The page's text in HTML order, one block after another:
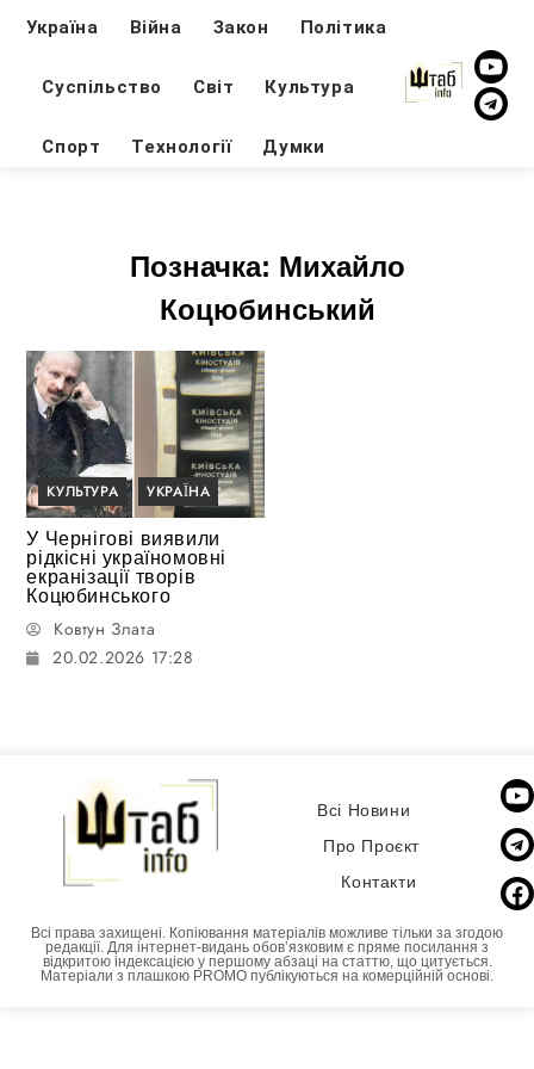
Україна Війна Закон Політика
Суспільство Світ Культура
Спорт Технології Думки
Позначка: Михайло
Коцюбинський
КУЛЬТУРА УКРАЇНА
У Чернігові виявили
рідкісні україномовні
екранізації творів
Коцюбинського
Ковтун Злата
20.02.2026 17:28
Всі Новини
Про Проєкт
Контакти
Всі права захищені. Копіювання матеріалів можливе тільки за згодою
редакції. Для інтернет-видань обовʼязковим є пряме посилання з
відкритою індексацією у першому абзаці на статтю, що цитується.
Матеріали з плашкою PROMO публікуються на комерційній основі.